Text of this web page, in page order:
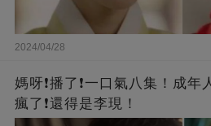
2024/04/28
媽呀❗️播了❗一口氣八集！成年
瘋了❗還得是李現！